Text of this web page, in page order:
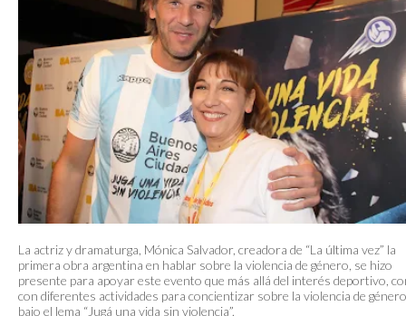
La actriz y dramaturga, Mónica Salvador, creadora de “La última vez” la
primera obra argentina en hablar sobre la violencia de género, se hizo
presente para apoyar este evento que más allá del interés deportivo,
con diferentes actividades para concientizar sobre la violencia de
bajo el lema “Jugá una vida sin violencia”.